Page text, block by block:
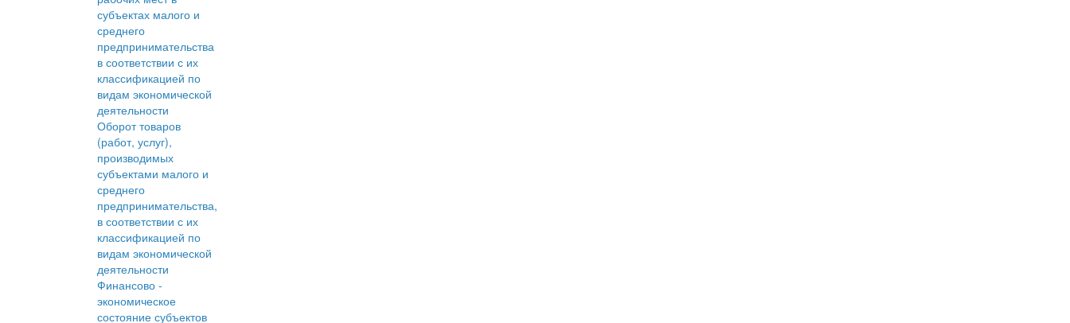
субъектах малого и
среднего
предпринимательства
в соответствии с их
классификацией по
видам экономической
деятельности
Оборот товаров
(работ, услуг),
производимых
субъектами малого и
среднего
предпринимательства,
в соответствии с их
классификацией по
видам экономической
деятельности
Финансово -
экономическое
состояние субъектов